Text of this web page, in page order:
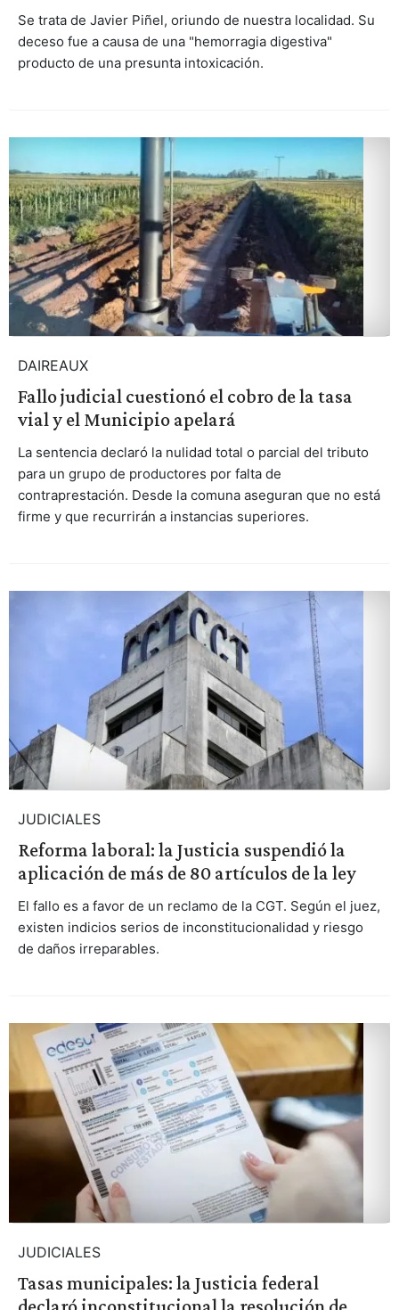
Se trata de Javier Piñel, oriundo de nuestra localidad. Su
deceso fue a causa de una "hemorragia digestiva"
producto de una presunta intoxicación.
DAIREAUX
Fallo judicial cuestionó el cobro de la tasa
vial y el Municipio apelará
La sentencia declaró la nulidad total o parcial del tributo
para un grupo de productores por falta de
contraprestación. Desde la comuna aseguran que no está
firme y que recurrirán a instancias superiores.
JUDICIALES
Reforma laboral: la Justicia suspendió la
aplicación de más de 80 artículos de la ley
El fallo es a favor de un reclamo de la CGT. Según el juez,
existen indicios serios de inconstitucionalidad y riesgo
de daños irreparables.
JUDICIALES
Tasas municipales: la Justicia federal